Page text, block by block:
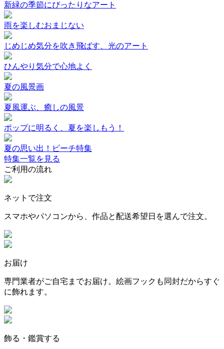
新緑の季節にぴったりなアート
雨を楽しむおまじない
じめじめ気分を吹き飛ばす、光のアート
ひんやり気分で心地よく
夏の風景画
夏風運ぶ、癒しの風景
ポップに明るく、夏を楽しもう！
夏の思い出！ビーチ特集
特集一覧を見る
ご利用の流れ
ネットで注文
スマホやパソコンから、作品と配送希望日を選んで注文。
お届け
専門業者がご自宅までお届け。絵画フックも同封だからすぐ
に飾れます。
飾る・鑑賞する